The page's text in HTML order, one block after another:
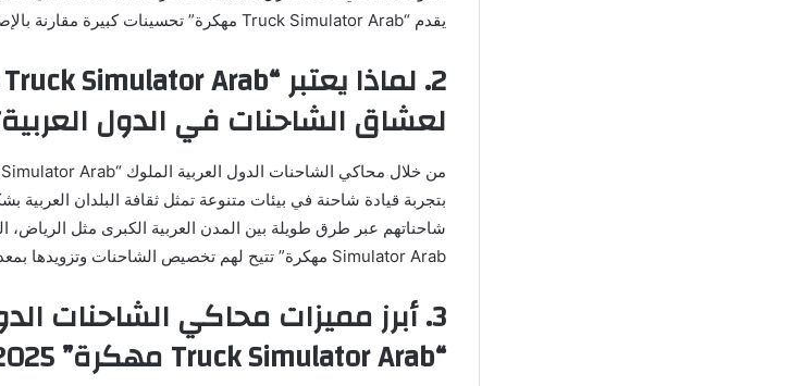
يقدم “Truck Simulator Arab مهكرة” تحسينات كبيرة مقارنة بالإصدارات السابقة من حيث الجودة والواقعية.
لعشاق الشاحنات في الدول
بتجربة قيادة شاحنة في بيئات متنوعة تمثل ثقافة البلدان العربية
Simulator Arab مهكرة” تتيح لهم تخصيص الشاحنات وتزويدها بمعدات إضافية لتحسين الأداء.
3. أبرز مميزات محاكي الشاحنات
“Truck Simulator Arab مهكرة” 2025